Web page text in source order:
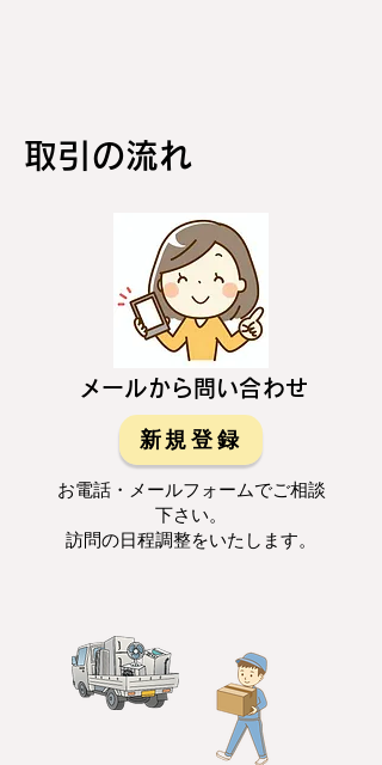
取引の流れ
メールから問い合わせ
新規登録
お電話・メールフォームでご相談
下さい。
訪問の日程調整をいたします。